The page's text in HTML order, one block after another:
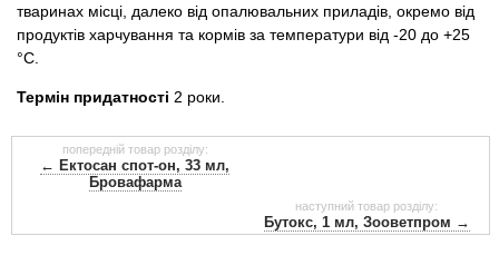
тваринах місці, далеко від опалювальних приладів, окремо від
продуктів харчування та кормів за температури від -20 до +25
°С.
Термін придатності 2 роки.
попередній товар розділу:
← Ектосан спот-он, 33 мл,
Бровафарма
наступний товар розділу:
Бутокс, 1 мл, Зооветпром →